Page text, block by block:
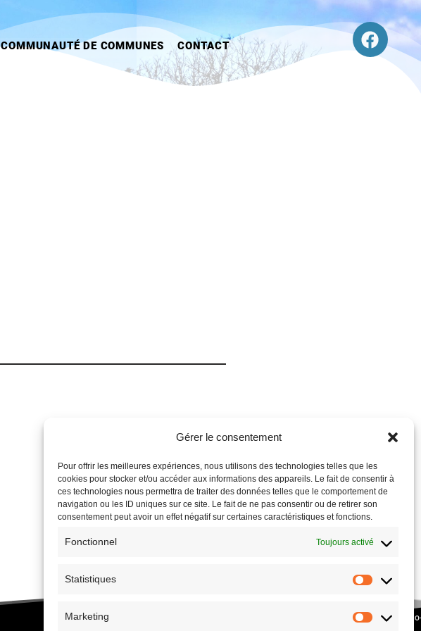
Gérer le consentement
Pour offrir les meilleures expériences, nous utilisons des technologies telles que les
cookies pour stocker et/ou accéder aux informations des appareils. Le fait de consentir à
ces technologies nous permettra de traiter des données telles que le comportement de
navigation ou les ID uniques sur ce site. Le fait de ne pas consentir ou de retirer son
consentement peut avoir un effet négatif sur certaines caractéristiques et fonctions.
Fonctionnel Toujours activé
Statistiques
Marketing
COMMUNAUTÉ DE COMMUNES CONTACT
ASSOCIATION CULTURE